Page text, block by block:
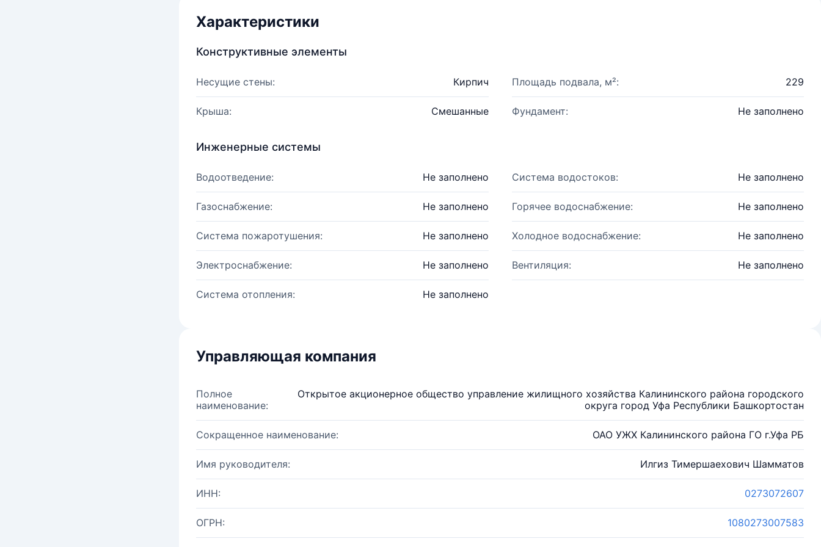
Характеристики
Конструктивные элементы
Несущие стены: Кирпич Площадь подвала, м²: 229
Крыша: Смешанные Фундамент: Не заполнено
Инженерные системы
Водоотведение: Не заполнено Система водостоков: Не заполнено
Газоснабжение: Не заполнено Горячее водоснабжение: Не заполнено
Система пожаротушения: Не заполнено Холодное водоснабжение: Не заполнено
Электроснабжение: Не заполнено Вентиляция: Не заполнено
Система отопления: Не заполнено
Управляющая компания
Полное
наименование:
Открытое акционерное общество управление жилищного хозяйства Калининского района городского
округа город Уфа Республики Башкортостан
Сокращенное наименование: ОАО УЖХ Калининского района ГО г.Уфа РБ
Имя руководителя: Илгиз Тимершаехович Шамматов
ИНН: 0273072607
ОГРН: 1080273007583